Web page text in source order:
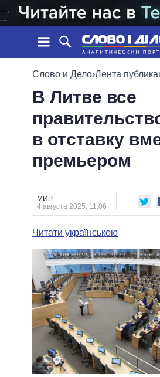
НОВОСТИ
ЛЕНТА
СОБЫТИЯ
СТАТЬИ
ОБЗОРЫ
ДАЙДЖЕСТЫ
ОБЕЩАНИЯ
ПОЛИТИКИ
ПРЕЗИДЕНТ И ОФИС
ВЕРХОВНАЯ РАДА
КАБИНЕТ МИНИСТРОВ
МЭРЫ
ВСЕ ПЕРСОНЫ
СРАВНЕНИЕ
Слово и Дело›Лента
В Литве все
в отставку
премьером
МИР
4 августа 2025, 11:06
Читати українською